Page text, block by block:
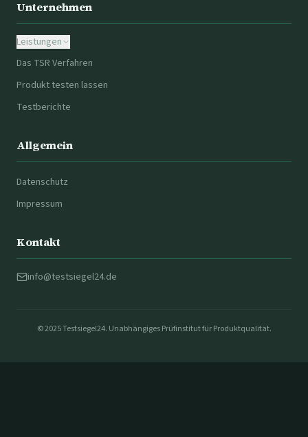
Unternehmen
Leistungen
Das TSR Verfahren
Produkt testen lassen
Testberichte
Allgemein
Datenschutz
Impressum
Kontakt
info@testsiegel24.de
© 2025 Testsiegel24. Unabhängiges Prüfinstitut für Produktqualität.